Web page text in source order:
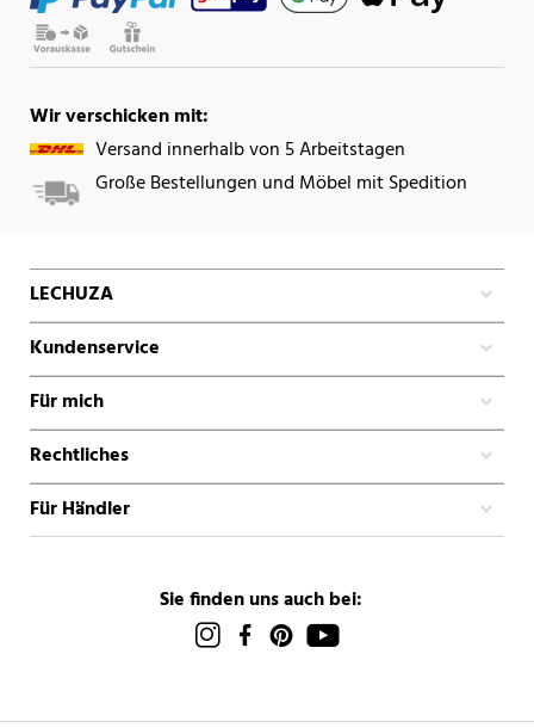
Wir verschicken mit:
Versand innerhalb von 5 Arbeitstagen
Große Bestellungen und Möbel mit Spedition
LECHUZA
Kundenservice
Für mich
Rechtliches
Für Händler
Sie finden uns auch bei: